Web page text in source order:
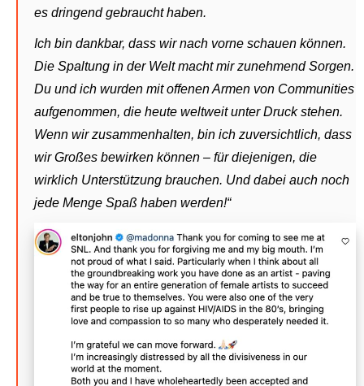
es dringend gebraucht haben.
Ich bin dankbar, dass wir nach vorne schauen können.
Die Spaltung in der Welt macht mir zunehmend Sorgen.
Du und ich wurden mit offenen Armen von Communities
aufgenommen, die heute weltweit unter Druck stehen.
Wenn wir zusammenhalten, bin ich zuversichtlich, dass
wir Großes bewirken können – für diejenigen, die
wirklich Unterstützung brauchen. Und dabei auch noch
jede Menge Spaß haben werden!“